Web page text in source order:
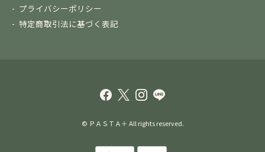
プライバシーポリシー
特定商取引法に基づく表記
© ＰＡＳＴＡ＋ All rights reserved.